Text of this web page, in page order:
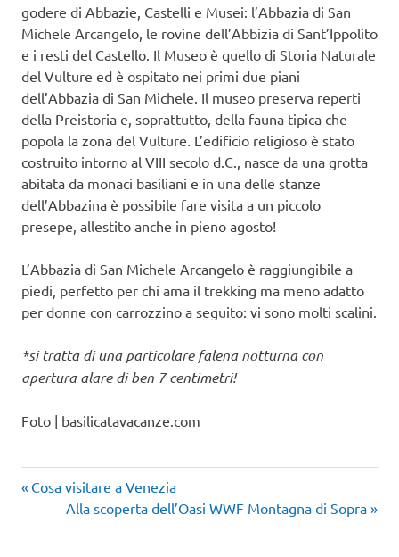
godere di Abbazie, Castelli e Musei: l’Abbazia di San
Michele Arcangelo, le rovine dell’Abbizia di Sant’Ippolito
e i resti del Castello. Il Museo è quello di Storia Naturale
del Vulture ed è ospitato nei primi due piani
dell’Abbazia di San Michele. Il museo preserva reperti
della Preistoria e, soprattutto, della fauna tipica che
popola la zona del Vulture. L’edificio religioso è stato
costruito intorno al VIII secolo d.C., nasce da una grotta
abitata da monaci basiliani e in una delle stanze
dell’Abbazina è possibile fare visita a un piccolo
presepe, allestito anche in pieno agosto!
L’Abbazia di San Michele Arcangelo è raggiungibile a
piedi, perfetto per chi ama il trekking ma meno adatto
per donne con carrozzino a seguito: vi sono molti scalini.
*si tratta di una particolare falena notturna con
apertura alare di ben 7 centimetri!
Foto | basilicatavacanze.com
Navigazione
articoli
Articolo
precedente:
Cosa visitare a Venezia
Articolo
successivo:
Alla scoperta dell’Oasi WWF Montagna di Sopra